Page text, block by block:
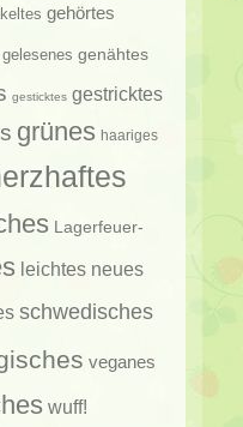
gehörtes
gelesenes genähtes
gesticktes gestricktes
grünes haariges
Lagerfeuer-
leichtes neues
schwedisches
veganes
wuff!